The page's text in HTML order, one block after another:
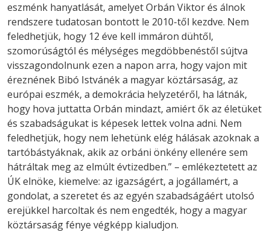
eszménk hanyatlását, amelyet Orbán Viktor és álnok
rendszere tudatosan bontott le 2010-től kezdve. Nem
feledhetjük, hogy 12 éve kell immáron dühtől,
szomorúságtól és mélységes megdöbbenéstől sújtva
visszagondolnunk ezen a napon arra, hogy vajon mit
éreznének Bibó Istvánék a magyar köztársaság, az
európai eszmék, a demokrácia helyzetéről, ha látnák,
hogy hova juttatta Orbán mindazt, amiért ők az életüket
és szabadságukat is képesek lettek volna adni. Nem
feledhetjük, hogy nem lehetünk elég hálásak azoknak a
tartóbástyáknak, akik az orbáni önkény ellenére sem
hátráltak meg az elmúlt évtizedben.” – emlékeztetett az
ÚK elnöke, kiemelve: az igazságért, a jogállamért, a
gondolat, a szeretet és az egyén szabadságáért utolsó
erejükkel harcoltak és nem engedték, hogy a magyar
köztársaság fénye végképp kialudjon.